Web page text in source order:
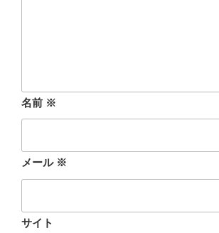
名前 ※
メール ※
サイト